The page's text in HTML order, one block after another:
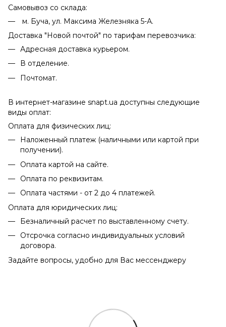
Самовывоз со склада:
м. Буча, ул. Максима Железняка 5-А.
Доставка "Новой почтой" по тарифам перевозчика:
Адресная доставка курьером.
В отделение.
Почтомат.
В интернет-магазине snapt.ua доступны следующие
виды оплат:
Оплата для физических лиц:
Наложенный платеж (наличными или картой при
получении).
Оплата картой на сайте.
Оплата по реквизитам.
Оплата частями - от 2 до 4 платежей.
Оплата для юридических лиц:
Безналичный расчет по выставленному счету.
Отсрочка согласно индивидуальных условий
договора.
Задайте вопросы, удобно для Вас мессенджеру